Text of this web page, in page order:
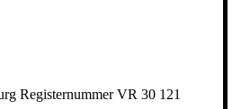
Registernummer VR 30 121